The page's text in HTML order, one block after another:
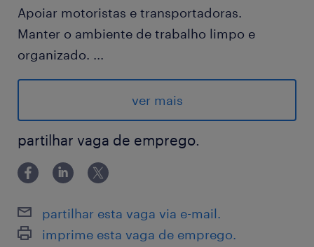
Apoiar motoristas e transportadoras.
Manter o ambiente de trabalho limpo e
organizado. ...
📝 Requisitos:
Ensino Fundamental Completo
Maior de 18 anos (com reservista)
Disponibilidade para trabalhar em escala 5x2
(folgas alternadas)
Sem necessidade de experiência!
adicional noturno;
🎁 Benefícios:
ver mais
partilhar vaga de emprego.
partilhar esta vaga via e-mail.
imprime esta vaga de emprego.